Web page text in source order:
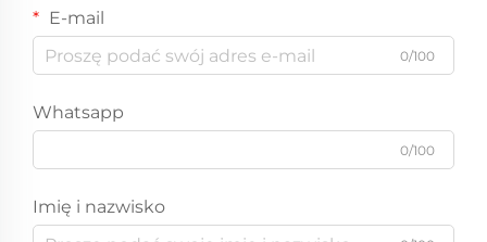
E-mail
0/100
Whatsapp
0/100
Imię i nazwisko